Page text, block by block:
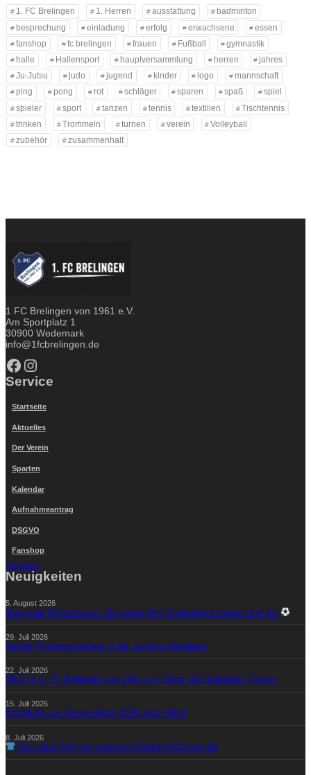
1. FC Brelingen 1. Herren ausstattung
badminton
besprechung
einladung erfolg erwachsene
essen
fanshop
fc brelingen frauen Fußball
gymnastik
halle
Hallensport hauptversammlung herren
jahres
Ju-Jutsu
judo jugend kinder logo
mannschaft
ping
pong rot schläger sparen spaß
spiel
spieler
sport tanzen tennis textilien
Tischtennis
trinken
Trommeln turnen verein
Volleyball
zubehör
zusammenhalt
1 FC Brelingen von 1961 e.V.
Am Sportplatz 1
30900 Wedemark
info@1fcbrelingen.de
Facebook Instagram
Service
Startseite
Aktuelles
Der Verein
Sparten
Kalendar
Aufnahmeantrag
DSGVO
Fanshop
Anmelden
Neuigkeiten
5. August 2026
Maximale Performance: Die neuen Mini Schienbeinschoner sind da!
29. Juli 2026
Großer Prüfungsandrang in der Ju-Jutsu Abteilung
22. Juli 2026
NEU im 1. FC Brelingen von 1961 e.V.-Shop: Die Kollektion Classic
15. Juli 2026
Einladung zur Seniorenfahrt 2026 nach Alfeld
8. Juli 2026
Das neue Shirt mit unserem Vereins-Patch ist da!